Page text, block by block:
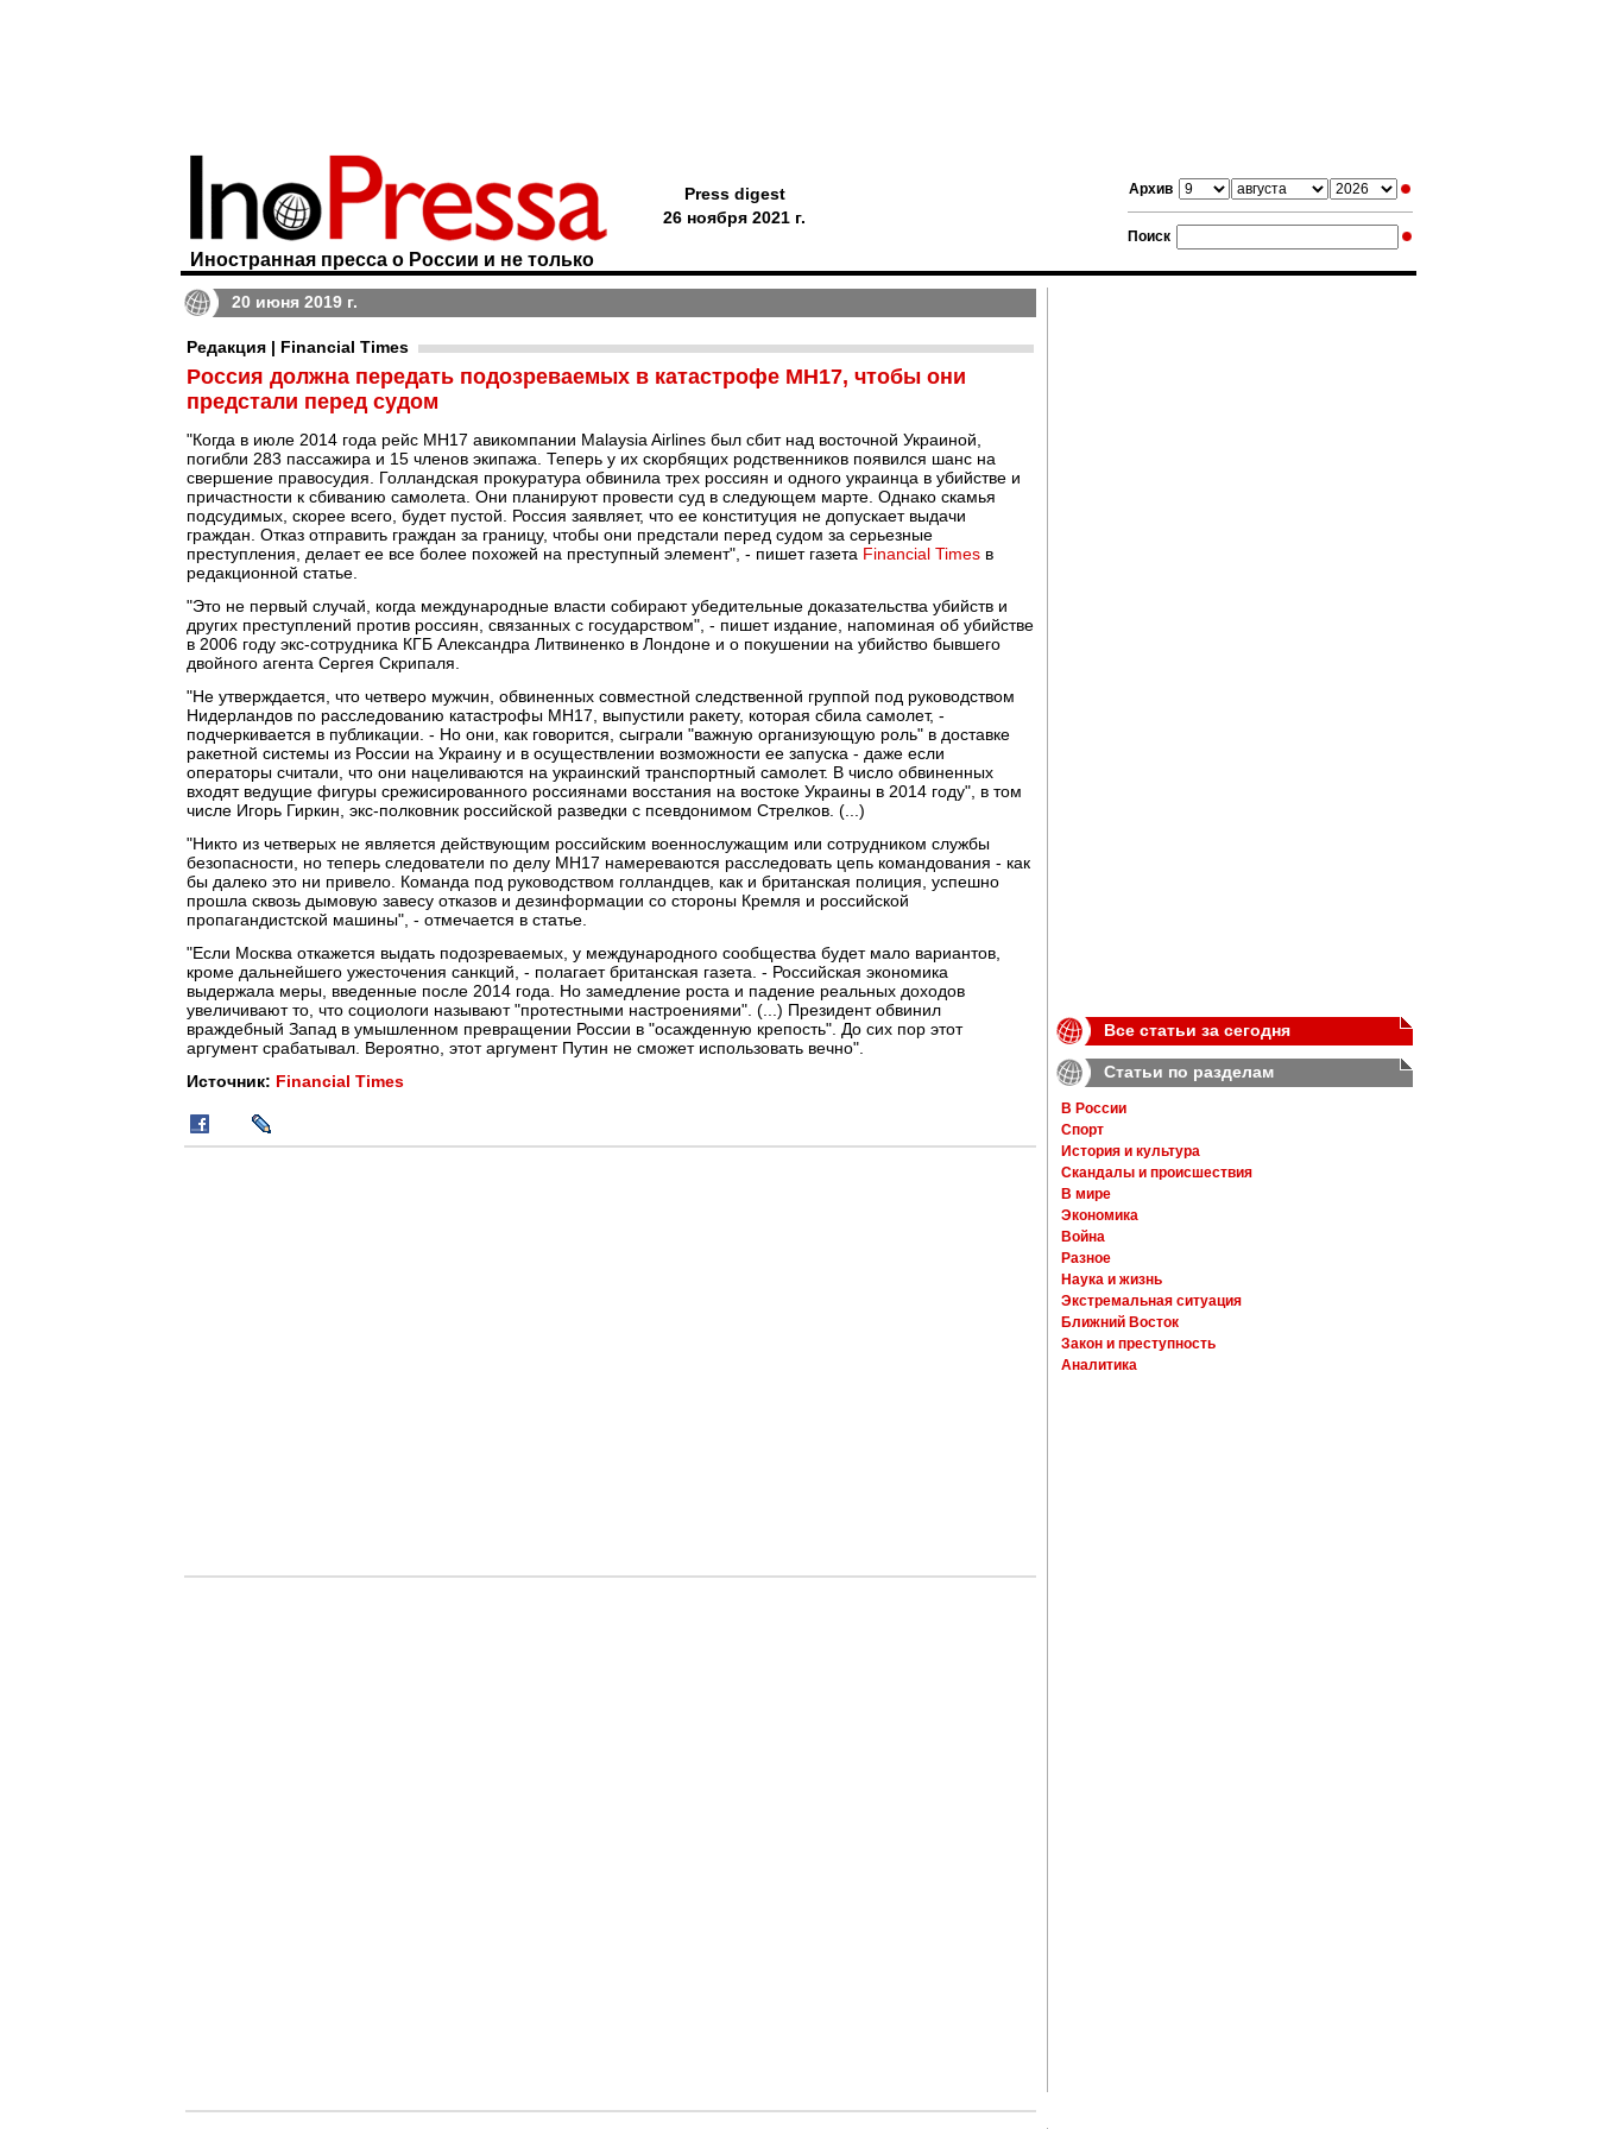
Архив
Поиск
Иностранная пресса о России и не только
Press digest
26 ноября 2021 г.
20 июня 2019 г.
Редакция | Financial Times
Россия должна передать подозреваемых в катастрофе MH17, чтобы они
предстали перед судом
"Когда в июле 2014 года рейс MH17 авикомпании Malaysia Airlines был сбит над восточной Украиной,
погибли 283 пассажира и 15 членов экипажа. Теперь у их скорбящих родственников появился шанс на
свершение правосудия. Голландская прокуратура обвинила трех россиян и одного украинца в убийстве и
причастности к сбиванию самолета. Они планируют провести суд в следующем марте. Однако скамья
подсудимых, скорее всего, будет пустой. Россия заявляет, что ее конституция не допускает выдачи
граждан. Отказ отправить граждан за границу, чтобы они предстали перед судом за серьезные
преступления, делает ее все более похожей на преступный элемент", - пишет газета Financial Times в
редакционной статье.
"Это не первый случай, когда международные власти собирают убедительные доказательства убийств и
других преступлений против россиян, связанных с государством", - пишет издание, напоминая об убийстве
в 2006 году экс-сотрудника КГБ Александра Литвиненко в Лондоне и о покушении на убийство бывшего
двойного агента Сергея Скрипаля.
"Не утверждается, что четверо мужчин, обвиненных совместной следственной группой под руководством
Нидерландов по расследованию катастрофы MH17, выпустили ракету, которая сбила самолет, -
подчеркивается в публикации. - Но они, как говорится, сыграли "важную организующую роль" в доставке
ракетной системы из России на Украину и в осуществлении возможности ее запуска - даже если
операторы считали, что они нацеливаются на украинский транспортный самолет. В число обвиненных
входят ведущие фигуры срежисированного россиянами восстания на востоке Украины в 2014 году", в том
числе Игорь Гиркин, экс-полковник российской разведки с псевдонимом Стрелков. (...)
"Никто из четверых не является действующим российским военнослужащим или сотрудником службы
безопасности, но теперь следователи по делу MH17 намереваются расследовать цепь командования - как
бы далеко это ни привело. Команда под руководством голландцев, как и британская полиция, успешно
прошла сквозь дымовую завесу отказов и дезинформации со стороны Кремля и российской
пропагандистской машины", - отмечается в статье.
"Если Москва откажется выдать подозреваемых, у международного сообщества будет мало вариантов,
кроме дальнейшего ужесточения санкций, - полагает британская газета. - Российская экономика
выдержала меры, введенные после 2014 года. Но замедление роста и падение реальных доходов
увеличивают то, что социологи называют "протестными настроениями". (...) Президент обвинил
враждебный Запад в умышленном превращении России в "осажденную крепость". До сих пор этот
аргумент срабатывал. Вероятно, этот аргумент Путин не сможет использовать вечно".
Источник: Financial Times
Все статьи за сегодня
Статьи по разделам
В России
Спорт
История и культура
Скандалы и происшествия
В мире
Экономика
Война
Разное
Наука и жизнь
Экстремальная ситуация
Ближний Восток
Закон и преступность
Аналитика